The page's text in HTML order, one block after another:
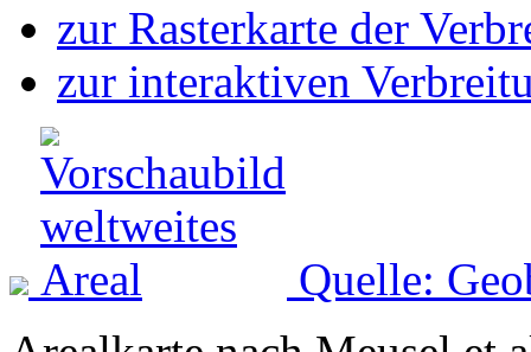
zur Rasterkarte der
zur interaktiven
Quelle: